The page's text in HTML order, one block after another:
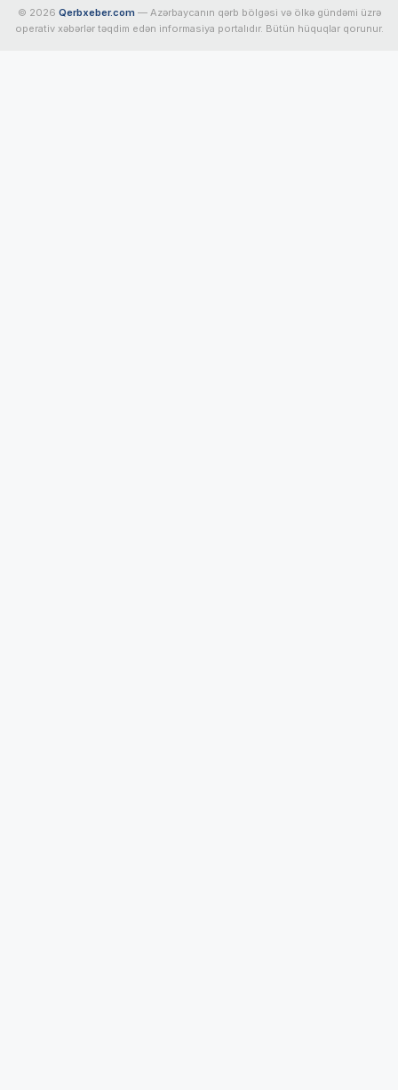
© 2026 Qerbxeber.com — Azərbaycanın qərb bölgəsi və ölkə gündəmi üzrə
operativ xəbərlər təqdim edən informasiya portalıdır. Bütün hüquqlar qorunur.